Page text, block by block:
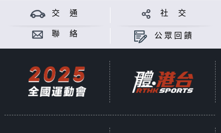
交 通 社 交
聯 絡 公眾回饋